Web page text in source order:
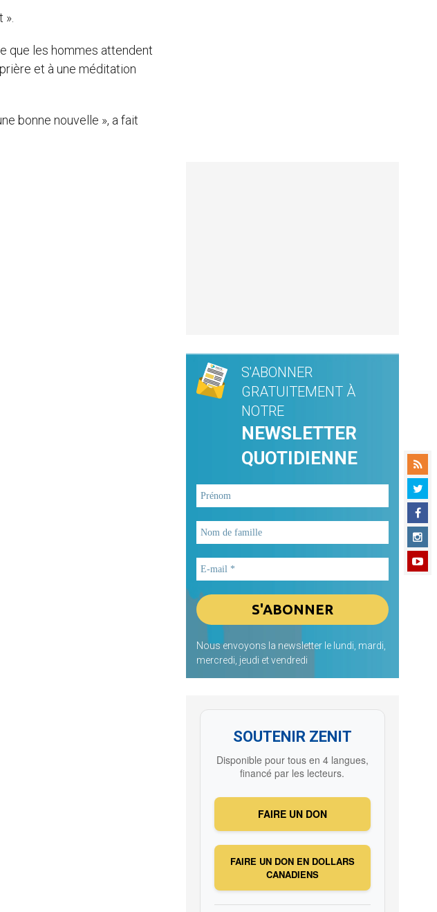
que les hommes attendent
et à une méditation
bonne nouvelle », a fait
S'ABONNER
GRATUITEMENT À
NOTRE
NEWSLETTER
QUOTIDIENNE
Nous envoyons la newsletter le lundi, mardi,
mercredi, jeudi et vendredi
SOUTENIR ZENIT
Disponible pour tous en 4 langues,
financé par les lecteurs.
FAIRE UN DON
FAIRE UN DON EN DOLLARS
CANADIENS